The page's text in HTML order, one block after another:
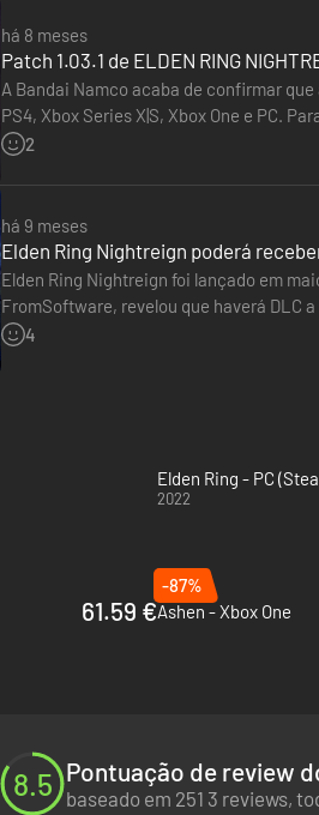
há 8 meses
Patch 1.03.1 de ELDEN RING
A Bandai Namco acaba de confirmar
PS4, Xbox Series X|S, Xbox One e PC.
os proprietários da DLC…
2
há 9 meses
Elden Ring Nightreign poderá
Elden Ring Nightreign foi lançado em
FromSoftware, revelou que haverá DLC
lançado antes do fim do ano fiscal…
4
Elden Ring - PC
2022
61.59 €
-87%
Ashen - Xbox One
8.5 Pontuação de review
baseado em 251 3 reviews,